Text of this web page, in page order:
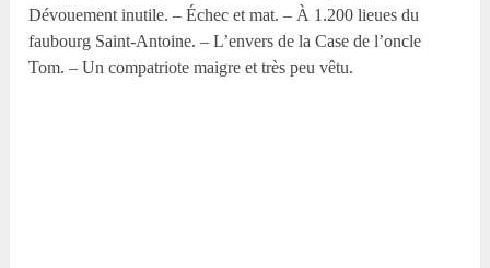
Dévouement inutile. – Échec et mat. – À 1.200 lieues du
faubourg Saint-Antoine. – L’envers de la Case de l’oncle
Tom. – Un compatriote maigre et très peu vêtu.